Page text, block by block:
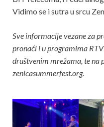
Vidimo se i sutra u srcu
Sve informacije vezane za
pronaći i u programima
društvenim mrežama, te na
zenicasummerfest.org.